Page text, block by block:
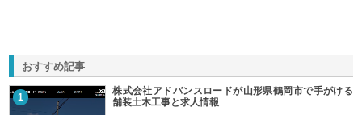
おすすめ記事
1
株式会社アドバンスロードが山形県鶴岡市で手がける
舗装土木工事と求人情報